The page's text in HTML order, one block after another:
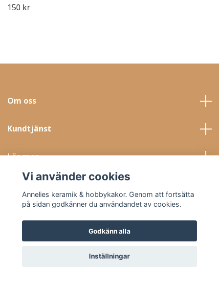
150 kr
Om oss
Kundtjänst
Läs mer
Sociala medier
© 2026 Annelies Keramik & Hobby AB
Vi använder cookies
Annelies keramik & hobbykakor. Genom att fortsätta
på sidan godkänner du användandet av cookies.
Godkänn alla
Inställningar